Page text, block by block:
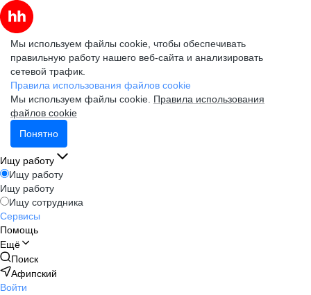
Мы используем файлы cookie, чтобы обеспечивать
правильную работу нашего веб-сайта и анализировать
сетевой трафик.
Правила использования файлов cookie
Мы используем файлы cookie. Правила использования
файлов cookie
Понятно
Ищу работу
Ищу работу
Ищу работу
Ищу сотрудника
Сервисы
Помощь
Ещё
Поиск
Афипский
Войти